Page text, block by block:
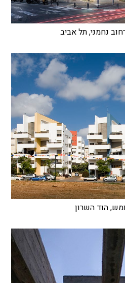
נחמני, תל אביב
הוד השרון